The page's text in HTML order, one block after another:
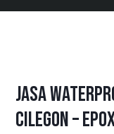
Jasa
Cilegon –